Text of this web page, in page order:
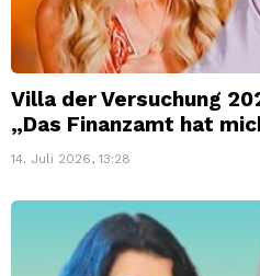
Villa der Versuchung
„Das Finanzamt hat
14. Juli 2026, 13:28